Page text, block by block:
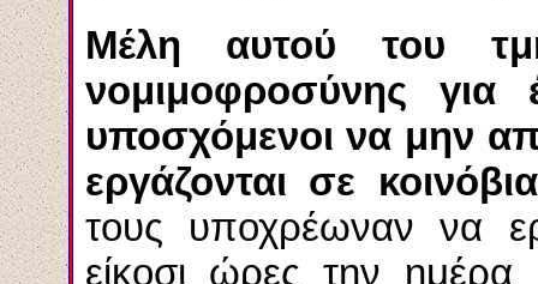
Μέλη αυτού του
νομιμοφροσύνης
υποσχόμενοι να μην
εργάζονται σε κοινόβια
τους υποχρέωναν να
είκοσι ώρες την